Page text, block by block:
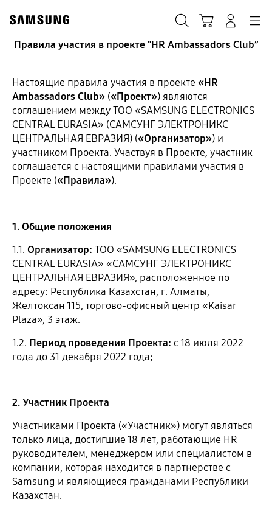
content
Правила участия в проекте "HR Ambassadors Club”
Настоящие правила участия в проекте «HR
Ambassadors Club»(«Проект») являются
соглашением между ТОО «SAMSUNG ELECTRONICS
CENTRAL EURASIA» (САМСУНГ ЭЛЕКТРОНИКС
ЦЕНТРАЛЬНАЯ ЕВРАЗИЯ) («Организатор») и
участником Проекта. Участвуя в Проекте, участник
соглашается с настоящими правилами участия в
Проекте («Правила»).
1. Общие положения
1.1. Организатор: ТОО «SAMSUNG ELECTRONICS
CENTRAL EURASIA» «САМСУНГ ЭЛЕКТРОНИКС
ЦЕНТРАЛЬНАЯ ЕВРАЗИЯ», расположенное по
адресу: Республика Казахстан, г. Алматы,
Желтоксан 115, торгово-офисный центр «Kaisar
Plaza», 3 этаж.
1.2. Период проведения Проекта: с 18 июля 2022
года до 31 декабря 2022 года;
2. Участник Проекта
Участниками Проекта («Участник») могут являться
только лица, достигшие 18 лет, работающие HR
руководителем, менеджером или специалистом в
компании, которая находится в партнерстве с
Samsung и являющиеся гражданами Республики
Казахстан.